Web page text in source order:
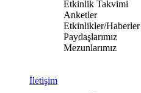
Etkinlik Takvimi
Anketler
Etkinlikler/Haberler
Paydaşlarımız
Mezunlarımız
İletişim